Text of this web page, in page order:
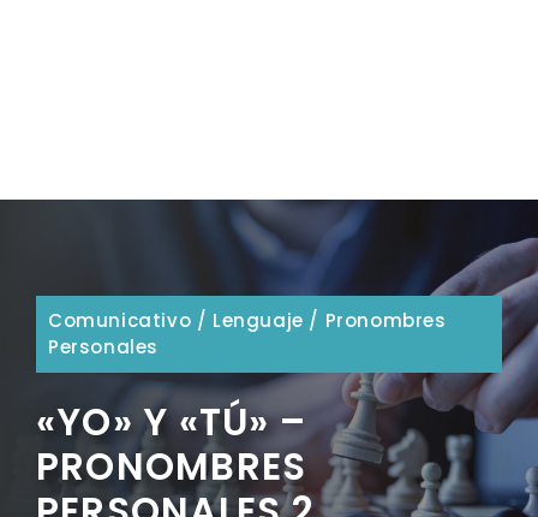
Comunicativo / Lenguaje / Pronombres
Personales
«YO» Y «TÚ» –
PRONOMBRES